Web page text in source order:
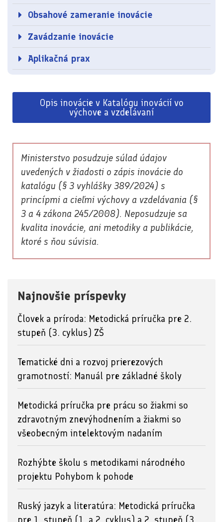
Obsahové zameranie inovácie
Zavádzanie inovácie
Aplikačná prax
Opis inovácie v Katalógu inovácií vo
výchove a vzdelávaní
Ministerstvo posudzuje súlad údajov
uvedených v žiadosti o zápis inovácie do
katalógu (§ 3 vyhlášky 389/2024) s
princípmi a cieľmi výchovy a vzdelávania (§
3 a 4 zákona 245/2008). Neposudzuje sa
kvalita inovácie, ani metodiky a publikácie,
ktoré s ňou súvisia.
Najnovšie príspevky
Človek a príroda: Metodická príručka pre 2.
stupeň (3. cyklus) ZŠ
Tematické dni a rozvoj prierezových
gramotností: Manuál pre základné školy
Metodická príručka pre prácu so žiakmi so
zdravotným znevýhodnením a žiakmi so
všeobecným intelektovým nadaním
Rozhýbte školu s metodikami národného
projektu Pohybom k pohode
Ruský jazyk a literatúra: Metodická príručka